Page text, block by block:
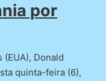
por
Donald
quinta-feira (6),